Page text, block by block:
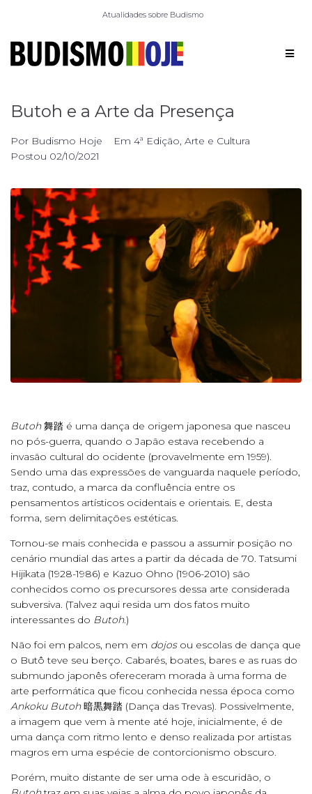
Atualidades sobre Budismo
Butoh e a Arte da Presença
Por Budismo Hoje Em 4ª Edição, Arte e Cultura
Postou 02/10/2021
Butoh舞踏 é uma dança de origem japonesa que nasceu
no pós-guerra, quando o Japão estava recebendo a
invasão cultural do ocidente (provavelmente em 1959).
Sendo uma das expressões de vanguarda naquele período,
traz, contudo, a marca da confluência entre os
pensamentos artísticos ocidentais e orientais. E, desta
forma, sem delimitações estéticas.
Tornou-se mais conhecida e passou a assumir posição no
cenário mundial das artes a partir da década de 70. Tatsumi
Hijikata (1928-1986) e Kazuo Ohno (1906-2010) são
conhecidos como os precursores dessa arte considerada
subversiva. (Talvez aqui resida um dos fatos muito
interessantes do Butoh.)
Não foi em palcos, nem em dojosou escolas de dança que
o Butô teve seu berço. Cabarés, boates, bares e as ruas do
submundo japonês ofereceram morada à uma forma de
arte performática que ficou conhecida nessa época como
Ankoku Butoh暗黒舞踏 (Dança das Trevas). Possivelmente,
a imagem que vem à mente até hoje, inicialmente, é de
uma dança com ritmo lento e denso realizada por artistas
magros em uma espécie de contorcionismo obscuro.
Porém, muito distante de ser uma ode à escuridão, o